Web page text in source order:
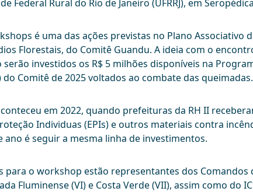
Federal Rural do Rio de Janeiro (UFRRJ), em
é uma das ações previstas no Plano Associativo
Florestais, do Comitê Guandu. A ideia com o
investidos os R$ 5 milhões disponíveis na
do Comitê de 2025 voltados ao combate das queimadas.
em 2022, quando prefeituras da RH II
Individuas (EPIs) e outros materiais contra
ano é seguir a mesma linha de investimentos.
para o workshop estão representantes dos Comandos
Fluminense (VI) e Costa Verde (VII), assim como do